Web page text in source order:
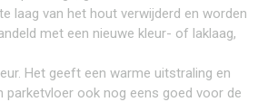
laag van het hout verwijderd en worden
met een nieuwe kleur- of laklaag,
Het geeft een warme uitstraling en
parketvloer ook nog eens goed voor de